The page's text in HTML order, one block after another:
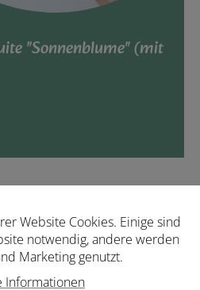
"Sonnenblume" (mit
"Sonnenblume" (mit
Website Cookies. Einige sind
notwendig, andere werden
Marketing genutzt.
Informationen